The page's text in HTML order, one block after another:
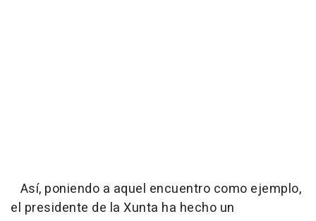
Así, poniendo a aquel encuentro como ejemplo,
el presidente de la Xunta ha hecho un